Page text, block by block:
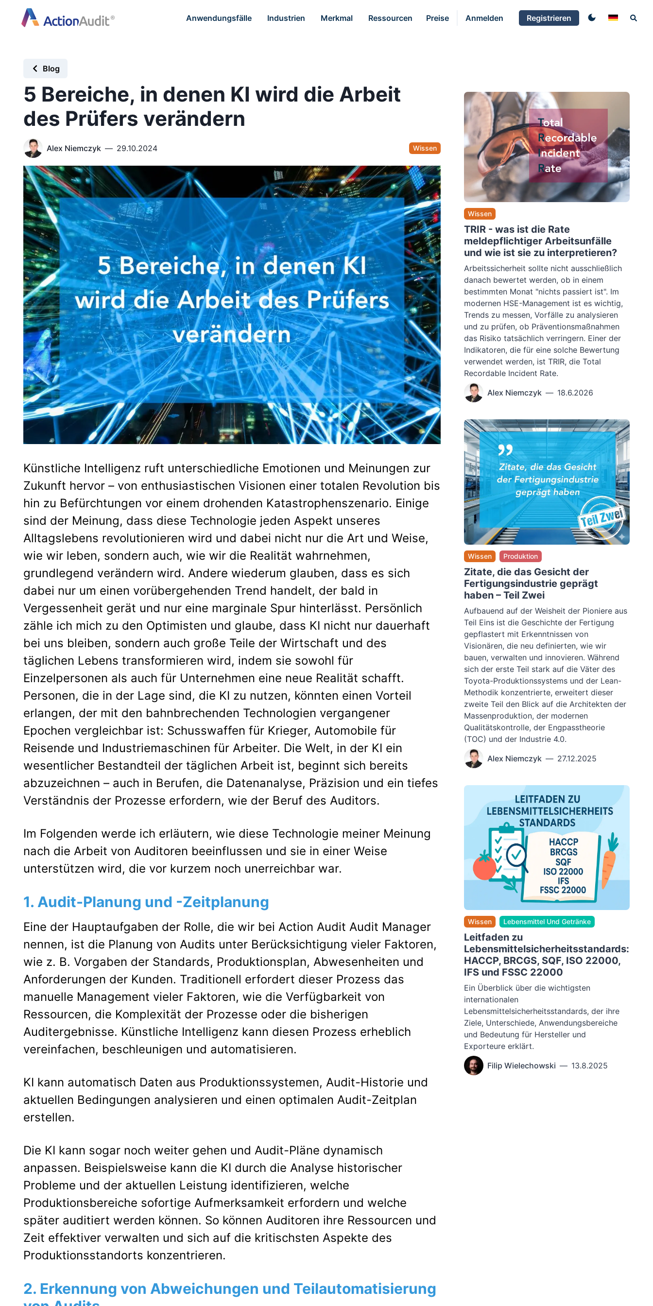
Anwendungsfälle Industrien Merkmal Ressourcen Preise Anmelden Registrieren
Blog
5 Bereiche, in denen KI wird die Arbeit
des Prüfers verändern
Alex Niemczyk — 29.10.2024 Wissen
Künstliche Intelligenz ruft unterschiedliche Emotionen und Meinungen zur
Zukunft hervor – von enthusiastischen Visionen einer totalen Revolution bis
hin zu Befürchtungen vor einem drohenden Katastrophenszenario. Einige
sind der Meinung, dass diese Technologie jeden Aspekt unseres
Alltagslebens revolutionieren wird und dabei nicht nur die Art und Weise,
wie wir leben, sondern auch, wie wir die Realität wahrnehmen,
grundlegend verändern wird. Andere wiederum glauben, dass es sich
dabei nur um einen vorübergehenden Trend handelt, der bald in
Vergessenheit gerät und nur eine marginale Spur hinterlässt. Persönlich
zähle ich mich zu den Optimisten und glaube, dass KI nicht nur dauerhaft
bei uns bleiben, sondern auch große Teile der Wirtschaft und des
täglichen Lebens transformieren wird, indem sie sowohl für
Einzelpersonen als auch für Unternehmen eine neue Realität schafft.
Personen, die in der Lage sind, die KI zu nutzen, könnten einen Vorteil
erlangen, der mit den bahnbrechenden Technologien vergangener
Epochen vergleichbar ist: Schusswaffen für Krieger, Automobile für
Reisende und Industriemaschinen für Arbeiter. Die Welt, in der KI ein
wesentlicher Bestandteil der täglichen Arbeit ist, beginnt sich bereits
abzuzeichnen – auch in Berufen, die Datenanalyse, Präzision und ein tiefes
Verständnis der Prozesse erfordern, wie der Beruf des Auditors.
Im Folgenden werde ich erläutern, wie diese Technologie meiner Meinung
nach die Arbeit von Auditoren beeinflussen und sie in einer Weise
unterstützen wird, die vor kurzem noch unerreichbar war.
1. Audit-Planung und -Zeitplanung
Eine der Hauptaufgaben der Rolle, die wir bei Action Audit Audit Manager
nennen, ist die Planung von Audits unter Berücksichtigung vieler Faktoren,
wie z. B. Vorgaben der Standards, Produktionsplan, Abwesenheiten und
Anforderungen der Kunden. Traditionell erfordert dieser Prozess das
manuelle Management vieler Faktoren, wie die Verfügbarkeit von
Ressourcen, die Komplexität der Prozesse oder die bisherigen
Auditergebnisse. Künstliche Intelligenz kann diesen Prozess erheblich
vereinfachen, beschleunigen und automatisieren.
KI kann automatisch Daten aus Produktionssystemen, Audit-Historie und
aktuellen Bedingungen analysieren und einen optimalen Audit-Zeitplan
erstellen.
Die KI kann sogar noch weiter gehen und Audit-Pläne dynamisch
anpassen. Beispielsweise kann die KI durch die Analyse historischer
Probleme und der aktuellen Leistung identifizieren, welche
Produktionsbereiche sofortige Aufmerksamkeit erfordern und welche
später auditiert werden können. So können Auditoren ihre Ressourcen und
Zeit effektiver verwalten und sich auf die kritischsten Aspekte des
Produktionsstandorts konzentrieren.
2. Erkennung von Abweichungen und Teilautomatisierung
Wissen
TRIR - was ist die Rate
meldepflichtiger Arbeitsunfälle
und wie ist sie zu interpretieren?
Arbeitssicherheit sollte nicht ausschließlich
danach bewertet werden, ob in einem
bestimmten Monat "nichts passiert ist". Im
modernen HSE-Management ist es wichtig,
Trends zu messen, Vorfälle zu analysieren
und zu prüfen, ob Präventionsmaßnahmen
das Risiko tatsächlich verringern. Einer der
Indikatoren, die für eine solche Bewertung
verwendet werden, ist TRIR, die Total
Recordable Incident Rate.
Alex Niemczyk — 18.6.2026
Wissen Produktion
Zitate, die das Gesicht der
Fertigungsindustrie geprägt
haben – Teil Zwei
Aufbauend auf der Weisheit der Pioniere aus
Teil Eins ist die Geschichte der Fertigung
gepflastert mit Erkenntnissen von
Visionären, die neu definierten, wie wir
bauen, verwalten und innovieren. Während
sich der erste Teil stark auf die Väter des
Toyota-Produktionssystems und der Lean-
Methodik konzentrierte, erweitert dieser
zweite Teil den Blick auf die Architekten der
Massenproduktion, der modernen
Qualitätskontrolle, der Engpasstheorie
(TOC) und der Industrie 4.0.
Alex Niemczyk — 27.12.2025
Wissen Lebensmittel Und Getränke
Leitfaden zu
Lebensmittelsicherheitsstandards:
HACCP, BRCGS, SQF, ISO 22000,
IFS und FSSC 22000
Ein Überblick über die wichtigsten
internationalen
Lebensmittelsicherheitsstandards, der ihre
Ziele, Unterschiede, Anwendungsbereiche
und Bedeutung für Hersteller und
Exporteure erklärt.
Filip Wielechowski — 13.8.2025